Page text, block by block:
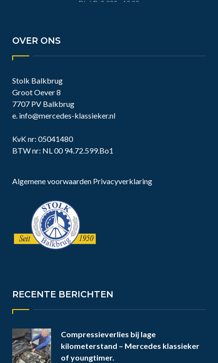
DI - VR: 0.900 - 12.00
OVER ONS
Stolk Balkbrug
Groot Oever 8
7707 PV Balkbrug
e. info@mercedes-klassieker.nl
KvK nr: 05041480
BTW nr: NL 00 94.72.599.Bo1
Algemene voorwaarden Privacyverklaring
RECENTE BERICHTEN
Compressieverlies bij lage
kilometerstand – Mercedes klassieker
of youngtimer.